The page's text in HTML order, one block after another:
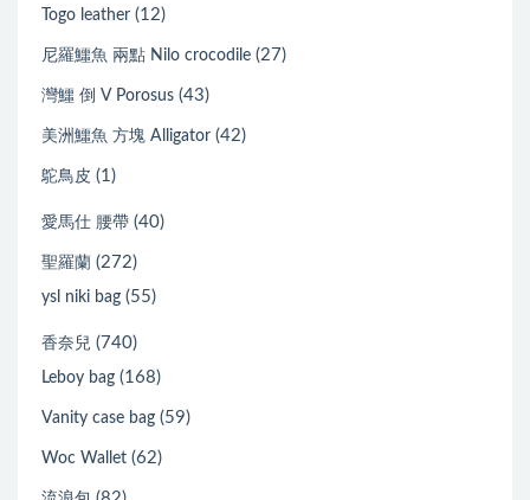
Togo leather (12)
尼羅鱷魚 兩點 Nilo crocodile (27)
灣鱷 倒 V Porosus (43)
美洲鱷魚 方塊 Alligator (42)
鴕鳥皮 (1)
愛馬仕 腰帶 (40)
聖羅蘭 (272)
ysl niki bag (55)
香奈兒 (740)
Leboy bag (168)
Vanity case bag (59)
Woc Wallet (62)